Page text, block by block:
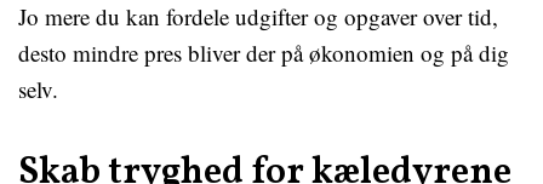
Jo mere du kan fordele udgifter og opgaver over tid,
desto mindre pres bliver der på økonomien og på dig
selv.
Skab tryghed for kæledyrene